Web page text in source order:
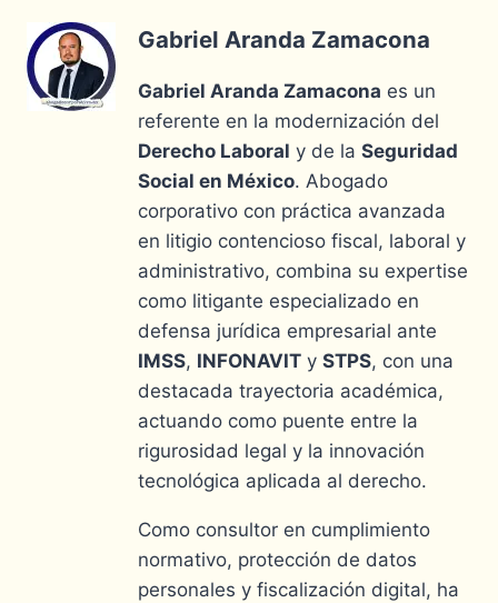
Gabriel Aranda Zamacona
Gabriel Aranda Zamacona es un
referente en la modernización del
Derecho Laboral y de la Seguridad
Social en México. Abogado
corporativo con práctica avanzada
en litigio contencioso fiscal, laboral y
administrativo, combina su expertise
como litigante especializado en
defensa jurídica empresarial ante
IMSS, INFONAVIT y STPS, con una
destacada trayectoria académica,
actuando como puente entre la
rigurosidad legal y la innovación
tecnológica aplicada al derecho.
Como consultor en cumplimiento
normativo, protección de datos
personales y fiscalización digital, ha